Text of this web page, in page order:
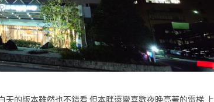
的版本雖然也不錯看 但本胖還蠻喜歡夜晚亮著的電梯 上